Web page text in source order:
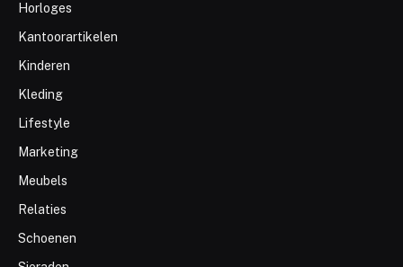
Horloges
Kantoorartikelen
Kinderen
Kleding
Lifestyle
Marketing
Meubels
Relaties
Schoenen